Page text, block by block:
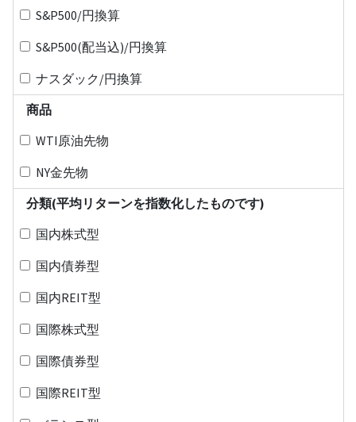
S&P500/円換算
S&P500(配当込)/円換算
ナスダック/円換算
商品
WTI原油先物
NY金先物
分類(平均リターンを指数化したものです)
国内株式型
国内債券型
国内REIT型
国際株式型
国際債券型
国際REIT型